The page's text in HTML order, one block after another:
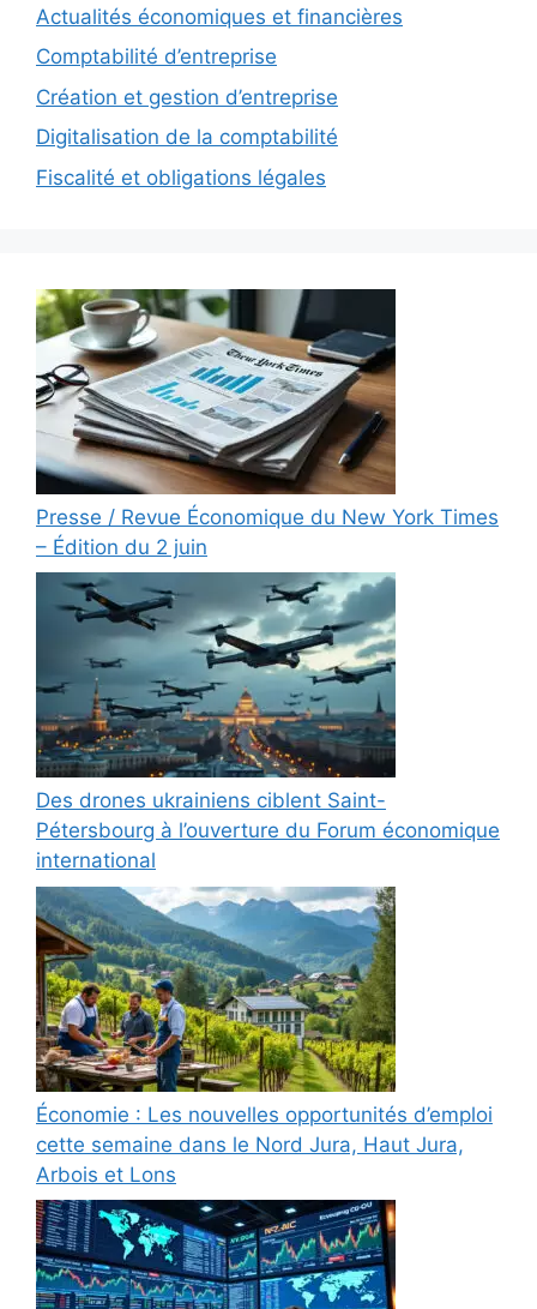
Actualités économiques et financières
Comptabilité d’entreprise
Création et gestion d’entreprise
Digitalisation de la comptabilité
Fiscalité et obligations légales
Presse / Revue Économique du New York Times
– Édition du 2 juin
Des drones ukrainiens ciblent Saint-
Pétersbourg à l’ouverture du Forum économique
international
Économie : Les nouvelles opportunités d’emploi
cette semaine dans le Nord Jura, Haut Jura,
Arbois et Lons